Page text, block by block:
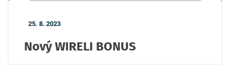
25. 8. 2023
Nový WIRELI BONUS